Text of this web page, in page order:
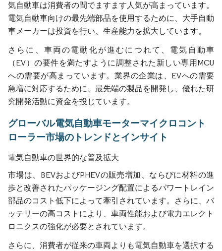
気自動車は消費者の間でますます人気が高まっています。
電気自動車向けの最先端部品を使用するために、大手自動
車メーカーは投資を行い、生産能力を拡大しています。
さらに、車両の電動化が進むにつれて、電気自動車
（EV）の要件を満たすように調整された新しい専用MCU
への需要が高まっています。業界の企業は、EVへの需要
急増に対応するために、最先端の製品を開発し、優れた研
究開発活動に資金を投じています。
グローバル電気自動車モーターマイクロコント
ローラー市場のトレンドとインサイト
電気自動車の世界的な普及拡大
市場は、BEVおよびPHEVの販売増加、ならびに材料の進
歩と改善されたパッケージング配置によるパワートレイン
部品のコスト低下によって牽引されています。さらに、バ
ッテリーの高コストにより、車両性能および電力エレクト
ロニクスの強化が必要とされています。
さらに、消費者が従来の車両よりも電気自動車を選択する